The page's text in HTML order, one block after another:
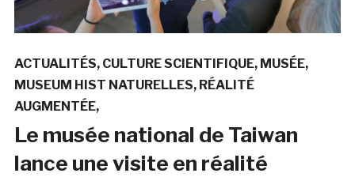
ACTUALITÉS CULTURE SCIENTIFIQUE MUSÉE
MUSEUM HIST NATURELLES RÉALITÉ
AUGMENTÉE
Le musée national de Taiwan
lance une visite en réalité